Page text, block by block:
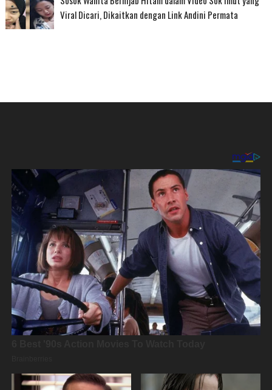
Viral Dicari, Dikaitkan dengan Link Andini Permata